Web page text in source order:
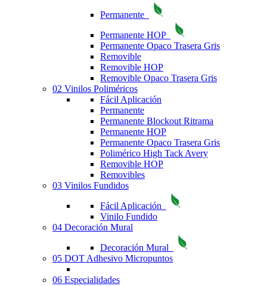
Permanente
Permanente HOP
Permanente Opaco Trasera Gris
Removible
Removible HOP
Removible Opaco Trasera Gris
02 Vinilos Poliméricos
Fácil Aplicación
Permanente
Permanente Blockout Ritrama
Permanente HOP
Permanente Opaco Trasera Gris
Polimérico High Tack Avery
Removible HOP
Removibles
03 Vinilos Fundidos
Fácil Aplicación
Vinilo Fundido
04 Decoración Mural
Decoración Mural
05 DOT Adhesivo Micropuntos
06 Especialidades